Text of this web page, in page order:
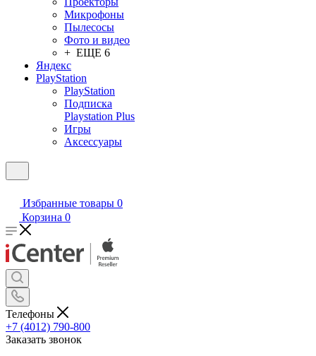
Микрофоны
Пылесосы
Фото и видео
+ ЕЩЕ 6
Яндекс
PlayStation
PlayStation
Подписка
Playstation Plus
Игры
Аксессуары
Избранные товары 0
Корзина 0
Телефоны
+7 (4012) 790-800
Заказать звонок